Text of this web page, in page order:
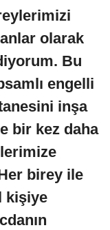
olarak
Bu
engelli
inşa
bir kez daha
birey ile
kişiye